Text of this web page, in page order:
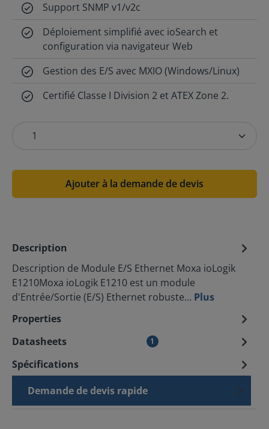
Support SNMP v1/v2c
Déploiement simplifié avec ioSearch et
configuration via navigateur Web
Gestion des E/S avec MXIO (Windows/Linux)
Certifié Classe I Division 2 et ATEX Zone 2.
Ajouter à la demande de devis
Description
Description de Module E/S Ethernet Moxa ioLogik
E1210Moxa ioLogik E1210 est un module
d'Entrée/Sortie (E/S) Ethernet robuste… Plus
Properties
Datasheets
1
Spécifications
Demande de devis rapide